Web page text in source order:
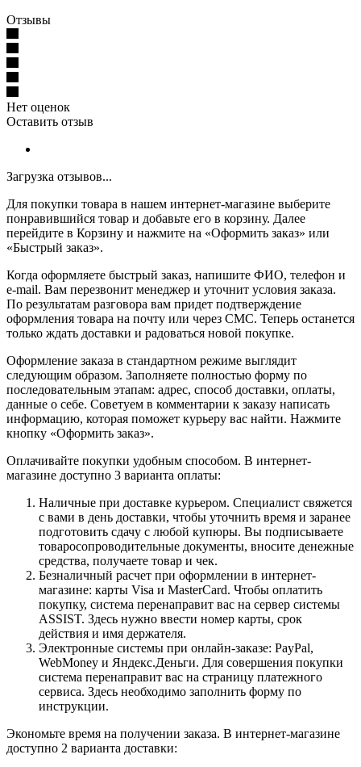
Отзывы
Нет оценок
Оставить отзыв
Загрузка отзывов...
Для покупки товара в нашем интернет-магазине выберите
понравившийся товар и добавьте его в корзину. Далее
перейдите в Корзину и нажмите на «Оформить заказ» или
«Быстрый заказ».
Когда оформляете быстрый заказ, напишите ФИО, телефон и
e-mail. Вам перезвонит менеджер и уточнит условия заказа.
По результатам разговора вам придет подтверждение
оформления товара на почту или через СМС. Теперь останется
только ждать доставки и радоваться новой покупке.
Оформление заказа в стандартном режиме выглядит
следующим образом. Заполняете полностью форму по
последовательным этапам: адрес, способ доставки, оплаты,
данные о себе. Советуем в комментарии к заказу написать
информацию, которая поможет курьеру вас найти. Нажмите
кнопку «Оформить заказ».
Оплачивайте покупки удобным способом. В интернет-
магазине доступно 3 варианта оплаты:
Наличные при доставке курьером. Специалист свяжется
с вами в день доставки, чтобы уточнить время и заранее
подготовить сдачу с любой купюры. Вы подписываете
товаросопроводительные документы, вносите денежные
средства, получаете товар и чек.
Безналичный расчет при оформлении в интернет-
магазине: карты Visa и MasterCard. Чтобы оплатить
покупку, система перенаправит вас на сервер системы
ASSIST. Здесь нужно ввести номер карты, срок
действия и имя держателя.
Электронные системы при онлайн-заказе: PayPal,
WebMoney и Яндекс.Деньги. Для совершения покупки
система перенаправит вас на страницу платежного
сервиса. Здесь необходимо заполнить форму по
инструкции.
Экономьте время на получении заказа. В интернет-магазине
доступно 2 варианта доставки: